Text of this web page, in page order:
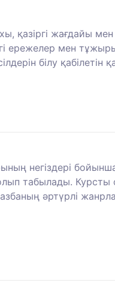
жағдайы мен
ережелер мен
білу қабілетін
негіздері
табылады.
әртүрлі